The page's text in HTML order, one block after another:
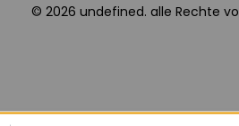
© 2026 undefined. alle Rechte